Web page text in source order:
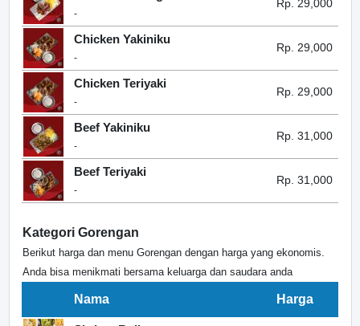
-
Rp. 29,000
Chicken Yakiniku
-
Rp. 29,000
Chicken Teriyaki
-
Rp. 29,000
Beef Yakiniku
-
Rp. 31,000
Beef Teriyaki
-
Rp. 31,000
Kategori Gorengan
Berikut harga dan menu Gorengan dengan harga yang ekonomis.
Anda bisa menikmati bersama keluarga dan saudara anda
Nama Harga